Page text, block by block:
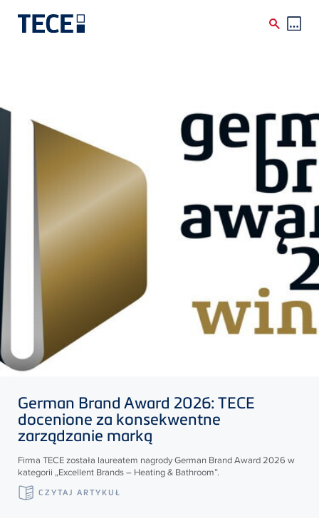
German Brand Award 2026: TECE
docenione za konsekwentne
zarządzanie marką
Firma TECEzostała laureatem nagrody German Brand Award 2026 w
kategorii „Excellent Brands – Heating & Bathroom”.
CZYTAJ ARTYKUŁ